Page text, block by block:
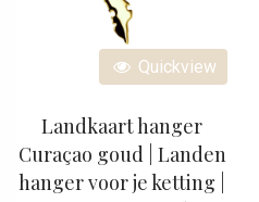
Quickview
Landkaart hanger
Curaçao goud | Landen
hanger voor je ketting |